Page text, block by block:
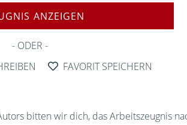
ANZEIGEN
ODER
FAVORIT SPEICHERN
bitten wir dich, das Arbeitszeugnis